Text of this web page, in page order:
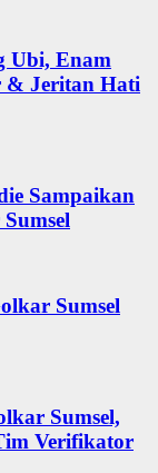
Ubi, Enam
& Jeritan Hati
Sampaikan
Sumsel
Sumsel,
Verifikator